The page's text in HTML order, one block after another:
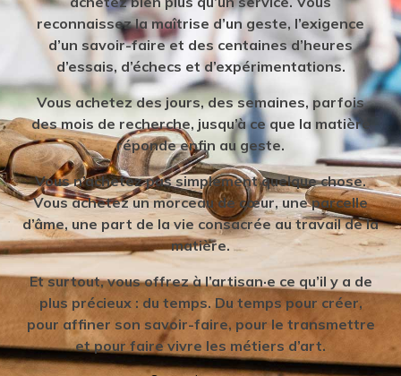
reconnaissez la maîtrise d’un geste, l’exigence
d’un savoir-faire et des centaines d’heures
d’essais, d’échecs et d’expérimentations.
Vous achetez des jours, des semaines, parfois
des mois de recherche, jusqu’à ce que la matière
réponde enfin au geste.
Vous n’achetez pas simplement quelque chose.
Vous achetez un morceau de cœur, une parcelle
d’âme, une part de la vie consacrée au travail de la
matière.
Et surtout, vous offrez à l’artisan·e ce qu’il y a de
plus précieux : du temps. Du temps pour créer,
pour affiner son savoir-faire, pour le transmettre
et pour faire vivre les métiers d’art.